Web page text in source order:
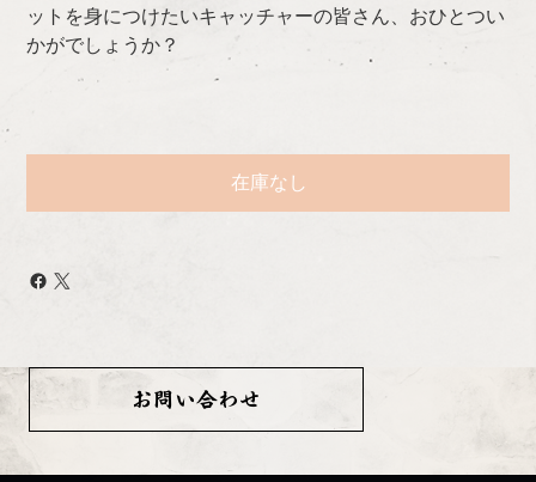
ットを身につけたいキャッチャーの皆さん、おひとつい
かがでしょうか？
在庫なし
お問い合わせ